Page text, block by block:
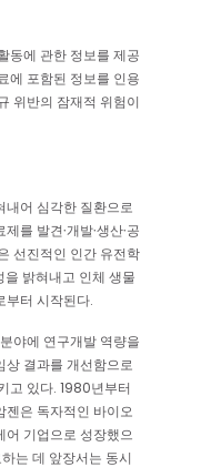
동에 관한 정보를 제공
에 포함된 정보를 인용
위반의 잠재적 위험이
내어 심각한 질환으로
를 발견∙개발∙생산∙공
선진적인 인간 유전학
밝혀내고 인체 생물
부터 시작된다.
야에 연구개발 역량을
상 결과를 개선함으로
고 있다. 1980년부터
젠은 독자적인 바이오
어 기업으로 성장했으
는 데 앞장서는 동시